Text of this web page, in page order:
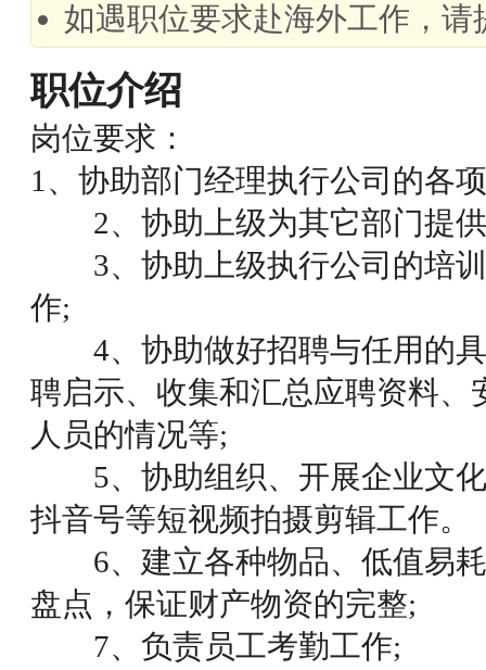
如遇职位要求赴海外工作，
职位介绍
岗位要求：
1、协助部门经理执行公司的各
2、协助上级为其它部门提供
3、协助上级执行公司的培训
作;
4、协助做好招聘与任用的具
聘启示、收集和汇总应聘资料
人员的情况等;
5、协助组织、开展企业文化
抖音号等短视频拍摄剪辑工作。
6、建立各种物品、低值易耗
盘点，保证财产物资的完整;
7、负责员工考勤工作;